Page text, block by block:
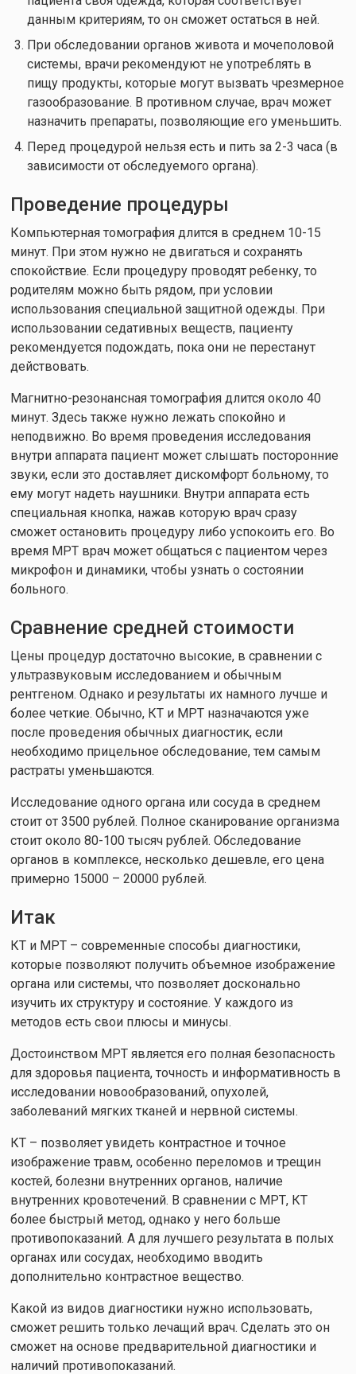
данным критериям, то он сможет остаться в ней.
При обследовании органов живота и мочеполовой
системы, врачи рекомендуют не употреблять в
пищу продукты, которые могут вызвать чрезмерное
газообразование. В противном случае, врач может
назначить препараты, позволяющие его уменьшить.
Перед процедурой нельзя есть и пить за 2-3 часа (в
зависимости от обследуемого органа).
Проведение процедуры
Компьютерная томография длится в среднем 10-15
минут. При этом нужно не двигаться и сохранять
спокойствие. Если процедуру проводят ребенку, то
родителям можно быть рядом, при условии
использования специальной защитной одежды. При
использовании седативных веществ, пациенту
рекомендуется подождать, пока они не перестанут
действовать.
Магнитно-резонансная томография длится около 40
минут. Здесь также нужно лежать спокойно и
неподвижно. Во время проведения исследования
внутри аппарата пациент может слышать посторонние
звуки, если это доставляет дискомфорт больному, то
ему могут надеть наушники. Внутри аппарата есть
специальная кнопка, нажав которую врач сразу
сможет остановить процедуру либо успокоить его. Во
время МРТ врач может общаться с пациентом через
микрофон и динамики, чтобы узнать о состоянии
больного.
Сравнение средней стоимости
Цены процедур достаточно высокие, в сравнении с
ультразвуковым исследованием и обычным
рентгеном. Однако и результаты их намного лучше и
более четкие. Обычно, КТ и МРТ назначаются уже
после проведения обычных диагностик, если
необходимо прицельное обследование, тем самым
растраты уменьшаются.
Исследование одного органа или сосуда в среднем
стоит от 3500 рублей. Полное сканирование организма
стоит около 80-100 тысяч рублей. Обследование
органов в комплексе, несколько дешевле, его цена
примерно 15000 – 20000 рублей.
Итак
КТ и МРТ – современные способы диагностики,
которые позволяют получить объемное изображение
органа или системы, что позволяет досконально
изучить их структуру и состояние. У каждого из
методов есть свои плюсы и минусы.
Достоинством МРТ является его полная безопасность
для здоровья пациента, точность и информативность в
исследовании новообразований, опухолей,
заболеваний мягких тканей и нервной системы.
КТ – позволяет увидеть контрастное и точное
изображение травм, особенно переломов и трещин
костей, болезни внутренних органов, наличие
внутренних кровотечений. В сравнении с МРТ, КТ
более быстрый метод, однако у него больше
противопоказаний. А для лучшего результата в полых
органах или сосудах, необходимо вводить
дополнительно контрастное вещество.
Какой из видов диагностики нужно использовать,
сможет решить только лечащий врач. Сделать это он
сможет на основе предварительной диагностики и
наличий противопоказаний.